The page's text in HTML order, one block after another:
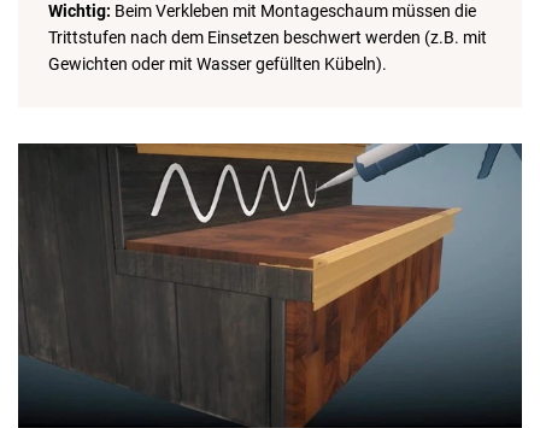
Wichtig: Beim Verkleben mit Montageschaum müssen die
Trittstufen nach dem Einsetzen beschwert werden (z.B. mit
Gewichten oder mit Wasser gefüllten Kübeln).